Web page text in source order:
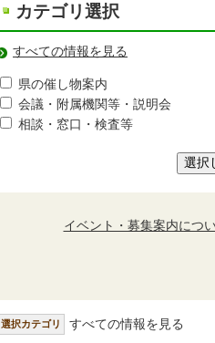
カテゴリ選択
すべての情報を見る
県の催し物案内
会議・附属機関等・説明会
相談・窓口・検査等
選択
イベント・募集案内につ
選択カテゴリ すべての情報を見る